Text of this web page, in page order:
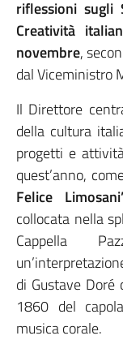
riflessioni sugli
Creatività
novembre,
dal Viceministro
Il Direttore
della cultura
progetti e
quest’anno,
Felice
collocata nella
Cappella
di Gustave Doré
1860 del
musica corale.